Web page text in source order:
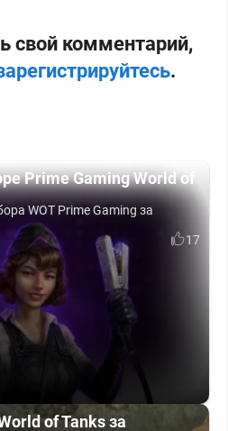
свой комментарий,
.
Prime Gaming World of
WOT Prime Gaming за
17
of Tanks за